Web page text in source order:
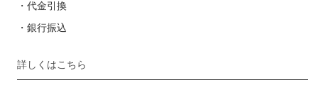
・代金引換
・銀行振込
詳しくはこちら